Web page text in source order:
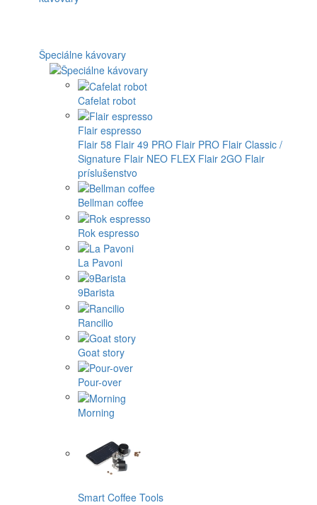
Špeciálne kávovary
Cafelat robot
Flair espresso
Flair 58 Flair 49 PRO Flair PRO Flair Classic /
Signature Flair NEO FLEX Flair 2GO Flair
príslušenstvo
Bellman coffee
Rok espresso
La Pavoni
9Barista
Rancilio
Goat story
Pour-over
Morning
Smart Coffee Tools